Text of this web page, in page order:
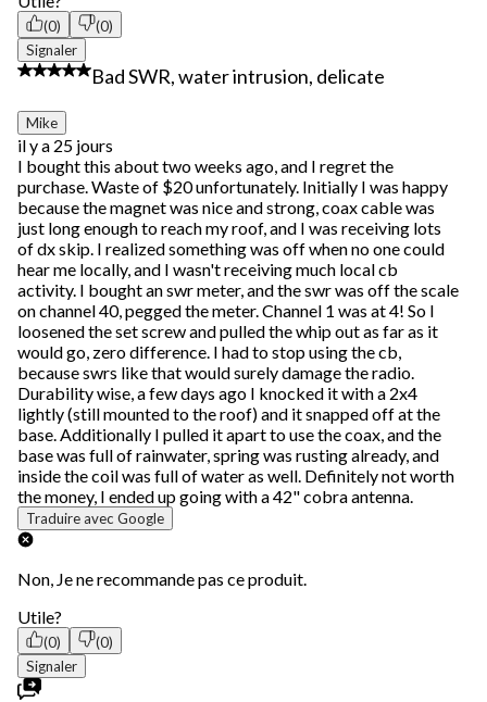
(0)
(0)
Signaler
1 étoile(s) sur 5.
Bad SWR, water intrusion, delicate
Mike
il y a 25 jours
I bought this about two weeks ago, and I regret the
purchase. Waste of $20 unfortunately. Initially I was happy
because the magnet was nice and strong, coax cable was
just long enough to reach my roof, and I was receiving lots
of dx skip. I realized something was off when no one could
hear me locally, and I wasn't receiving much local cb
activity. I bought an swr meter, and the swr was off the scale
on channel 40, pegged the meter. Channel 1 was at 4! So I
loosened the set screw and pulled the whip out as far as it
would go, zero difference. I had to stop using the cb,
because swrs like that would surely damage the radio.
Durability wise, a few days ago I knocked it with a 2x4
lightly (still mounted to the roof) and it snapped off at the
base. Additionally I pulled it apart to use the coax, and the
base was full of rainwater, spring was rusting already, and
inside the coil was full of water as well. Definitely not worth
the money, I ended up going with a 42" cobra antenna.
Traduire avec Google
Non, Je ne recommande pas ce produit.
Utile?
(0)
(0)
Signaler